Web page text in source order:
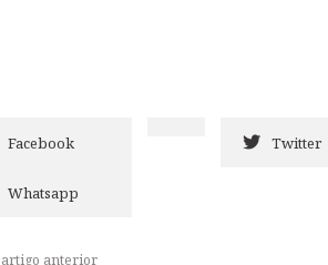
Facebook Twitter
Whatsapp
artigo anterior